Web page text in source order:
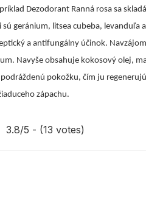
Dezodorant Ranná rosa sa
geránium, litsea cubeba, levanduľa
a antifungálny účinok.
Navyše obsahuje kokosový olej,
pokožku, čím ju
zápachu.
3.8/5 - (13 votes)